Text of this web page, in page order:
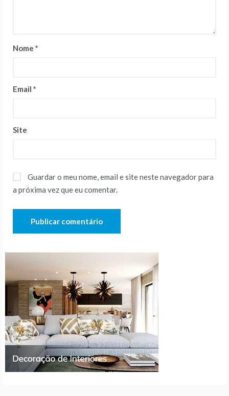
Nome *
Email *
Site
Guardar o meu nome, email e site neste navegador para
a próxima vez que eu comentar.